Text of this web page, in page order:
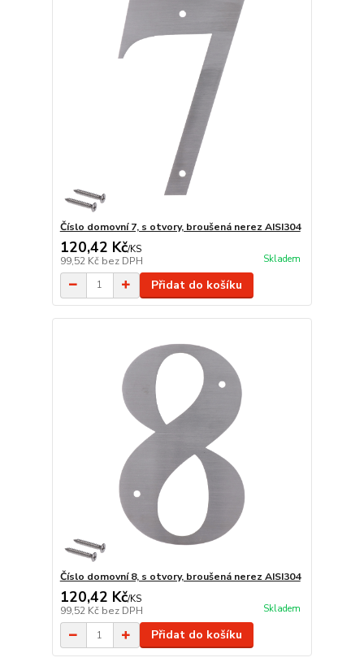
Číslo domovní 7, s otvory, broušená nerez AISI304
120,42 Kč/KS
99,52 Kč bez DPH Skladem
Přidat do košíku
Číslo domovní 8, s otvory, broušená nerez AISI304
120,42 Kč/KS
99,52 Kč bez DPH Skladem
Přidat do košíku